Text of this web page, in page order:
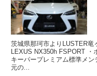
茨城県那珂市よりLUSTER竜
LEXUS NX350h FSPORT
キーパープレミアム標準メ
元の...